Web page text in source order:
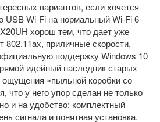
вариантов, если хочется
USB Wi-Fi на нормальный Wi-Fi 6
хорош тем, что дает уже
802.11ax, приличные скорости,
поддержку Windows 10
идейный наследник старых
«пыльной коробки со
что у него упор сделан не только
и на удобство: комплектный
сигнала и понятная установка.